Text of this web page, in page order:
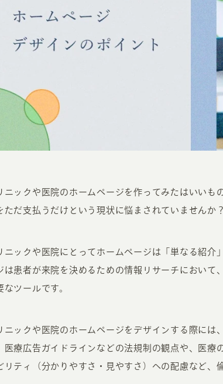
INFORMATION
よくある質問
お知らせ・コラム
ニックや医院のホームページを作ってみたはいいも
ただ支払うだけという現状に悩まされていませんか？
ニックや医院にとってホームページは「単なる紹介
は患者が来院を決めるための情報リサーチにおいて
なツールです。
ニックや医院のホームページをデザインする際には
医療広告ガイドラインなどの法規制の観点や、医療
リティ（分かりやすさ・見やすさ）への配慮など、